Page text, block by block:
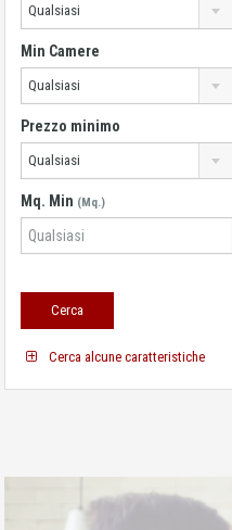
Qualsiasi
Min Camere
Qualsiasi
Prezzo minimo
Qualsiasi
Mq. Min (Mq.)
Cerca alcune caratteristiche